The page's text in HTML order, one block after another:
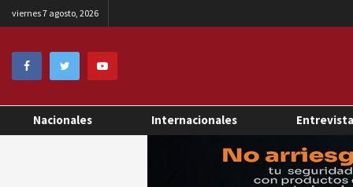
viernes 7 agosto, 2026
Nacionales Internacionales